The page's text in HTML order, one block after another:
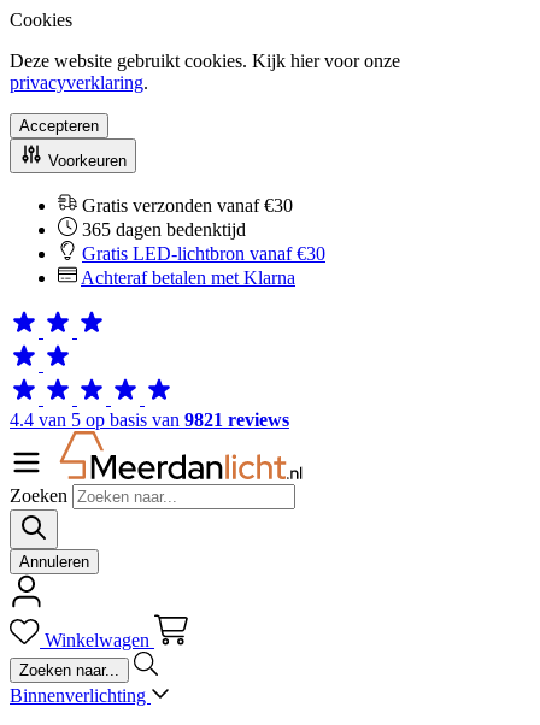
Cookies
Deze website gebruikt cookies. Kijk hier voor onze
privacyverklaring.
Accepteren
Voorkeuren
Gratis verzonden vanaf €30
365 dagen bedenktijd
Gratis LED-lichtbron vanaf €30
Achteraf betalen met Klarna
4.4 van 5 op basis van 9821 reviews
Zoeken
Annuleren
Winkelwagen
Binnenverlichting